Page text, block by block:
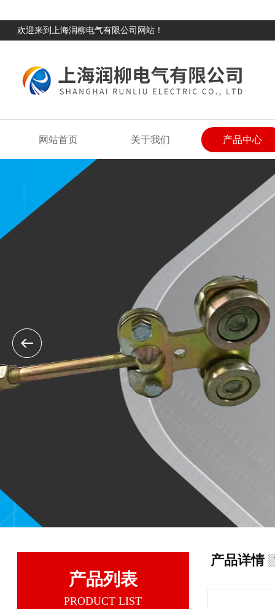
欢迎来到上海润柳电气有限公司网站！
网站首页 关于我们 产品中心
产品列表
PRODUCT LIST
产品详情